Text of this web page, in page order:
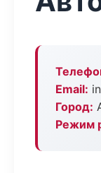
Email:
Город:
Режим